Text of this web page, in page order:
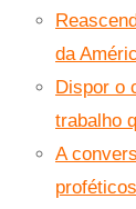
da
Dispor o
trabalho
A
proféticos